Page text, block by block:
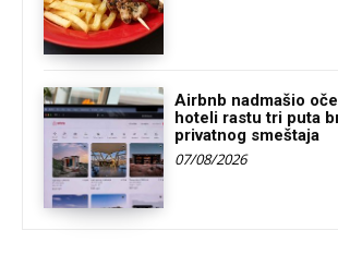
Airbnb nadmašio
hoteli rastu tri puta
privatnog smeštaja
07/08/2026